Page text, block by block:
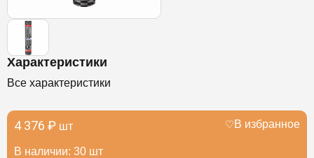
Характеристики
Все характеристики
4 376 ₽ шт
В наличии: 30 шт
В избранное